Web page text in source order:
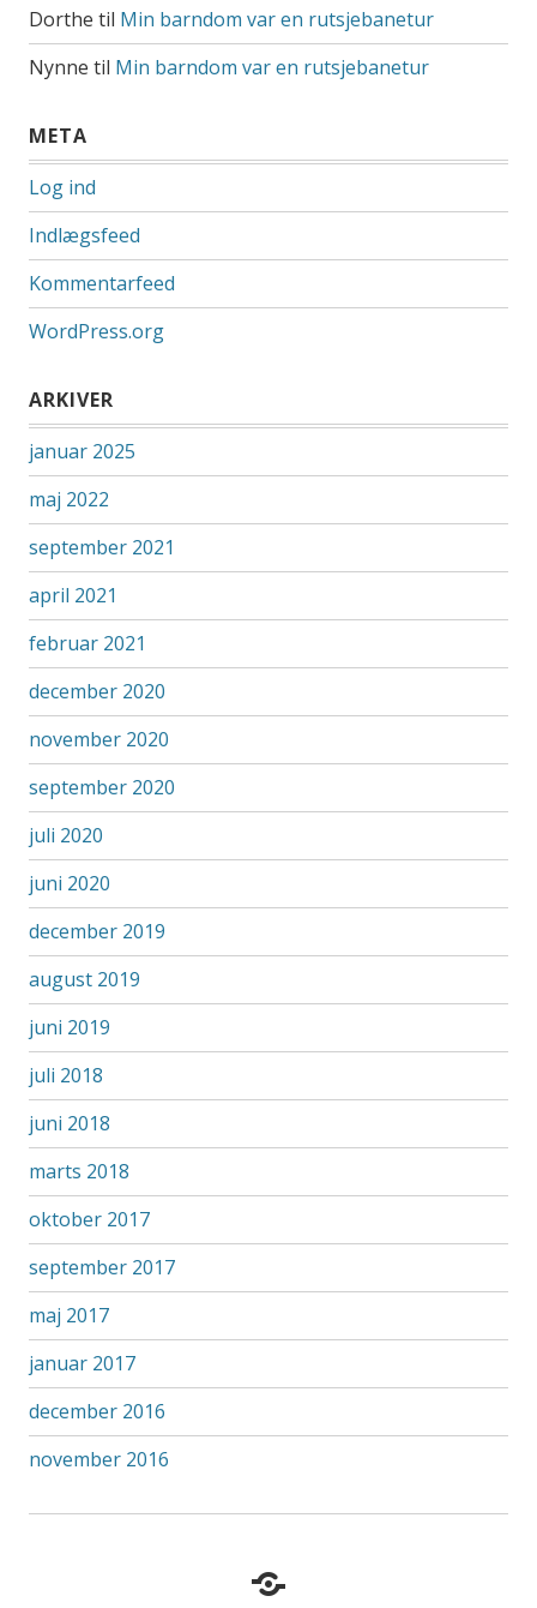
Dorthe til Min barndom var en rutsjebanetur
Nynne til Min barndom var en rutsjebanetur
META
Log ind
Indlægsfeed
Kommentarfeed
WordPress.org
ARKIVER
januar 2025
maj 2022
september 2021
april 2021
februar 2021
december 2020
november 2020
september 2020
juli 2020
juni 2020
december 2019
august 2019
juni 2019
juli 2018
juni 2018
marts 2018
oktober 2017
september 2017
maj 2017
januar 2017
december 2016
november 2016
Hvem